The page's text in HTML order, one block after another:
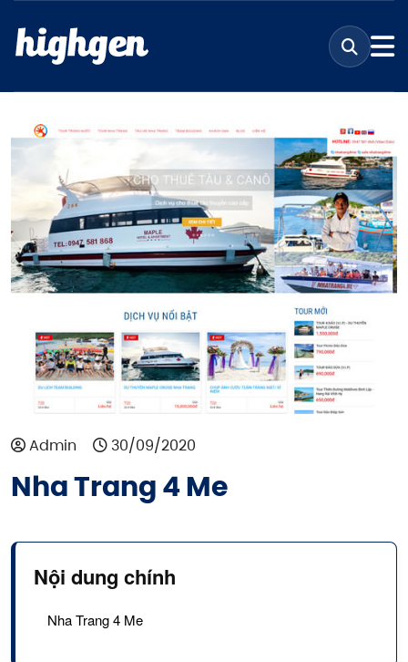
Admin 30/09/2020
Nha Trang 4 Me
Nội dung chính
Nha Trang 4 Me